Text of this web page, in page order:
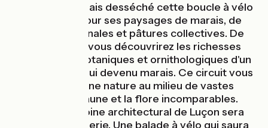
Au cœur du marais desséché cette boucle à vélo
dévoile tour à tour ses paysages de marais, de
prairies communales et pâtures collectives. De
Triaize à Luçon, vous découvrirez les richesses
hydrauliques, botaniques et ornithologiques d'un
océan aujourd'hui devenu marais. Ce circuit vous
conduira en pleine nature au milieu de vastes
paysages à la faune et la flore incomparables.
Enfin, le patrimoine architectural de Luçon sera
propice à la flânerie. Une balade à vélo qui saura